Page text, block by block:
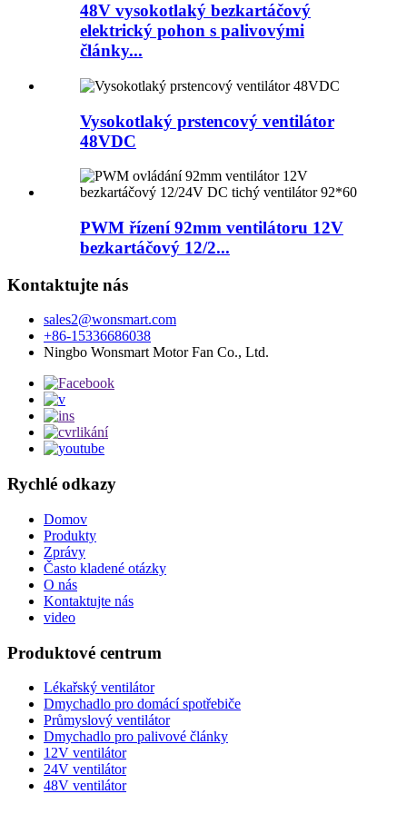
48V vysokotlaký bezkartáčový
elektrický pohon s palivovými
články...
Vysokotlaký prstencový ventilátor
48VDC
PWM řízení 92mm ventilátoru 12V
bezkartáčový 12/2...
Kontaktujte nás
sales2@wonsmart.com
+86-15336686038
Ningbo Wonsmart Motor Fan Co., Ltd.
Rychlé odkazy
Domov
Produkty
Zprávy
Často kladené otázky
O nás
Kontaktujte nás
video
Produktové centrum
Lékařský ventilátor
Dmychadlo pro domácí spotřebiče
Průmyslový ventilátor
Dmychadlo pro palivové články
12V ventilátor
24V ventilátor
48V ventilátor